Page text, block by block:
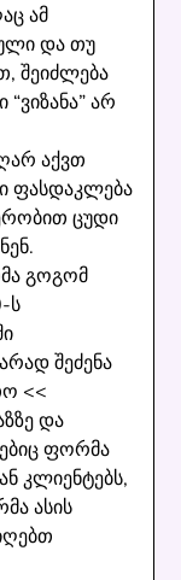
ამ
და თუ
შეიძლება
არ
აქვთ
ფასდაკლება
ცუდი
გოგომ
ს
შეძენა
<<
და
ფორმა
კლიენტებს,
ასის